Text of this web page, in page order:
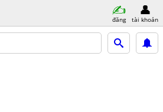
đăng tài khoản